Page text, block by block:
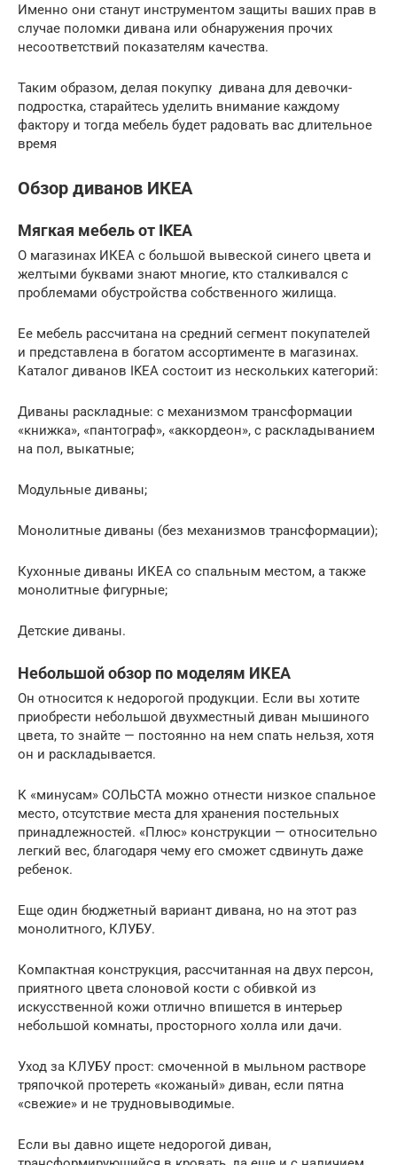
Именно они станут инструментом защиты ваших прав в
случае поломки дивана или обнаружения прочих
несоответствий показателям качества.
Таким образом, делая покупку дивана для девочки-
подростка, старайтесь уделить внимание каждому
фактору и тогда мебель будет радовать вас длительное
время
Обзор диванов ИКЕА
Мягкая мебель от IKEA
О магазинах ИКЕА с большой вывеской синего цвета и
желтыми буквами знают многие, кто сталкивался с
проблемами обустройства собственного жилища.
Ее мебель рассчитана на средний сегмент покупателей
и представлена в богатом ассортименте в магазинах.
Каталог диванов IKEA состоит из нескольких категорий:
Диваны раскладные: с механизмом трансформации
«книжка», «пантограф», «аккордеон», с раскладыванием
на пол, выкатные;
Модульные диваны;
Монолитные диваны (без механизмов трансформации);
Кухонные диваны ИКЕА со спальным местом, а также
монолитные фигурные;
Детские диваны.
Небольшой обзор по моделям ИКЕА
Он относится к недорогой продукции. Если вы хотите
приобрести небольшой двухместный диван мышиного
цвета, то знайте — постоянно на нем спать нельзя, хотя
он и раскладывается.
К «минусам» СОЛЬСТА можно отнести низкое спальное
место, отсутствие места для хранения постельных
принадлежностей. «Плюс» конструкции — относительно
легкий вес, благодаря чему его сможет сдвинуть даже
ребенок.
Еще один бюджетный вариант дивана, но на этот раз
монолитного, КЛУБУ.
Компактная конструкция, рассчитанная на двух персон,
приятного цвета слоновой кости с обивкой из
искусственной кожи отлично впишется в интерьер
небольшой комнаты, просторного холла или дачи.
Уход за КЛУБУ прост: смоченной в мыльном растворе
тряпочкой протереть «кожаный» диван, если пятна
«свежие» и не трудновыводимые.
Если вы давно ищете недорогой диван,